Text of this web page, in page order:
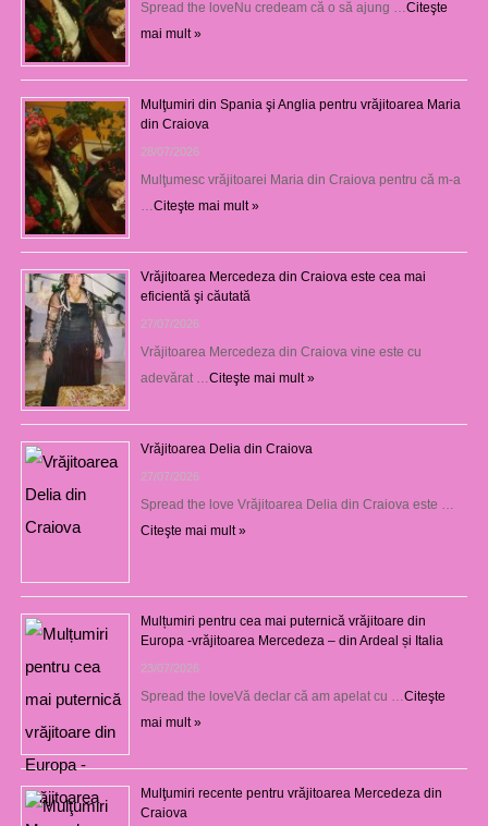
Spread the loveNu credeam că o să ajung …Citeşte
mai mult »
Mulţumiri din Spania şi Anglia pentru vrăjitoarea Maria
din Craiova
28/07/2026
Mulţumesc vrăjitoarei Maria din Craiova pentru că m-a
…Citeşte mai mult »
Vrăjitoarea Mercedeza din Craiova este cea mai
eficientă şi căutată
27/07/2026
Vrăjitoarea Mercedeza din Craiova vine este cu
adevărat …Citeşte mai mult »
Vrăjitoarea Delia din Craiova
27/07/2026
Spread the love Vrăjitoarea Delia din Craiova este …
Citeşte mai mult »
Mulțumiri pentru cea mai puternică vrăjitoare din
Europa -vrăjitoarea Mercedeza – din Ardeal și Italia
23/07/2026
Spread the loveVă declar că am apelat cu …Citeşte
mai mult »
Mulţumiri recente pentru vrăjitoarea Mercedeza din
Craiova